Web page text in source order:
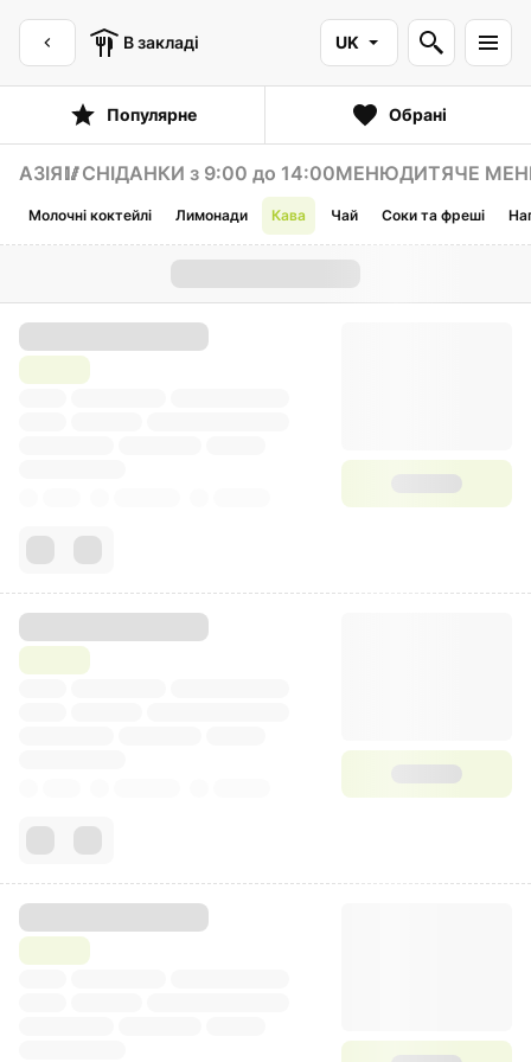
В закладі UK
Популярне Обрані
АЗІЯ🥢СНІДАНКИ з 9:00 до 14:00МЕНЮДИТЯЧЕ
Молочні коктейлі Лимонади Кава Чай Cоки та фреші